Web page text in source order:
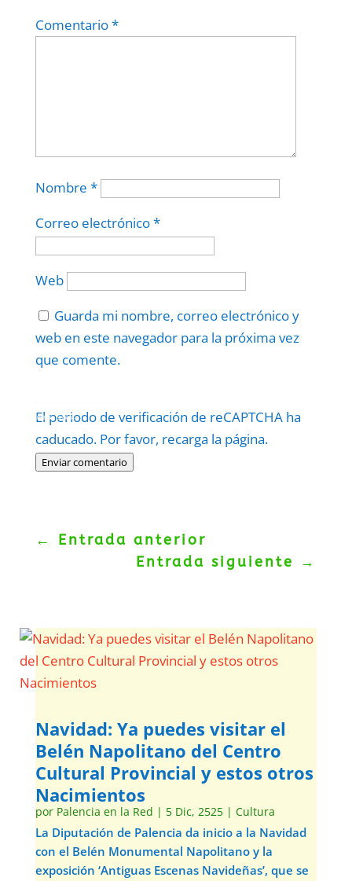
Comentario*
Nombre *
Correo electrónico*
Web
Guarda mi nombre, correo electrónico y
web en este navegador para la próxima vez
que comente.
El periodo de verificación de reCAPTCHA ha
caducado. Por favor, recarga la página.
Enviar comentario
Politica–Términos.
← Entrada anterior
Entrada siguiente
→
Navidad: Ya puedes visitar el
Belén Napolitano del Centro
Cultural Provincial y estos otros
Nacimientos
por Palencia en la Red | 5 Dic, 2525| Cultura
La Diputación de Palencia da inicio a la Navidad
con el Belén Monumental Napolitano y la
exposición ‘Antiguas Escenas Navideñas’, que se